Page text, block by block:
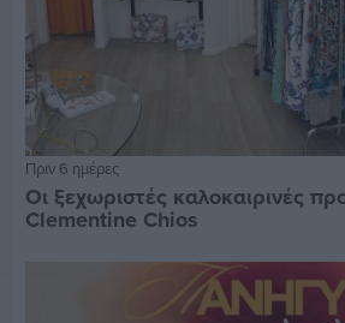
Πριν 6 ημέρες
Οι ξεχωριστές καλοκαιρινές
Clementine Chios